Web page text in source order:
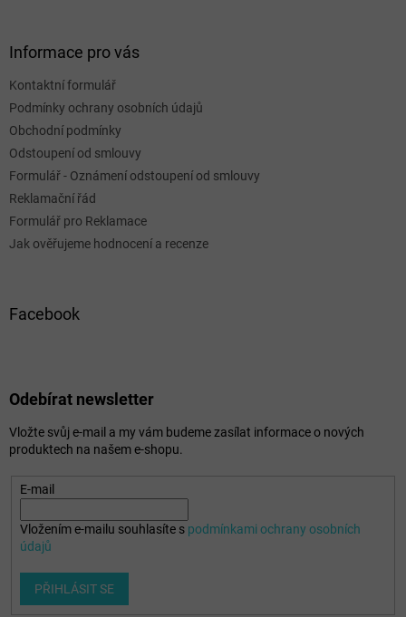
Informace pro vás
Kontaktní formulář
Podmínky ochrany osobních údajů
Obchodní podmínky
Odstoupení od smlouvy
Formulář - Oznámení odstoupení od smlouvy
Reklamační řád
Formulář pro Reklamace
Jak ověřujeme hodnocení a recenze
Facebook
Odebírat newsletter
Vložte svůj e-mail a my vám budeme zasílat informace o nových
produktech na našem e-shopu.
E-mail
Vložením e-mailu souhlasíte s podmínkami ochrany osobních
údajů
PŘIHLÁSIT SE